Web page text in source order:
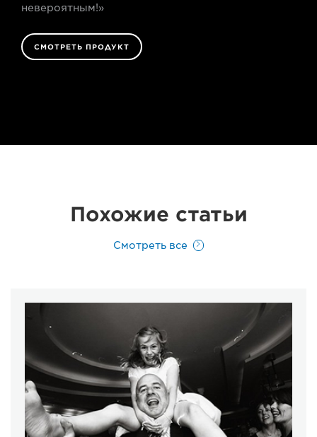
невероятным!»
СМОТРЕТЬ ПРОДУКТ
Похожие статьи
Смотреть все